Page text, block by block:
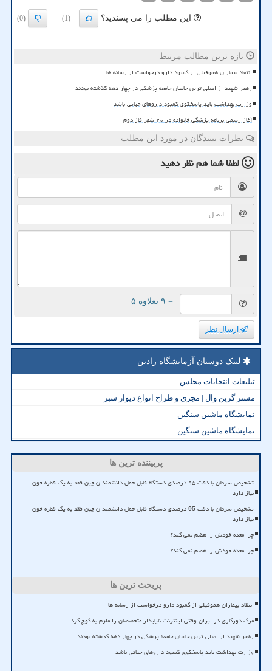
این مطلب را می پسندید؟ (1)
(0)
تازه ترین مطالب مرتبط
انتقاد بیماران هموفیلی از کمبود دارو درخواست از رسانه ها
رهبر شهید از اصلی ترین حامیان جامعه پزشکی در چهار دهه گذشته بودند
وزارت بهداشت باید پاسخگوی کمبود داروهای حیاتی باشد
آغاز رسمی برنامه پزشکی خانواده در ۲۰ شهر فاز دوم
نظرات بینندگان در مورد این مطلب
لطفا شما همنظر دهید
= ۹ بعلاوه ۵
ارسال نظر
لینک دوستان آزمایشگاه رادین
تبلیغات انتخابات مجلس
مستر گرین وال | مجری و طراح انواع دیوار سبز
نمایشگاه ماشین سنگین
نمایشگاه ماشین سنگین
پربیننده ترین ها
تشخیص سرطان با دقت ۹۵ درصدی دستگاه قابل حمل دانشمندان چین فقط به یک قطره خون
نیاز دارد
تشخیص سرطان با دقت 95 درصدی دستگاه قابل حمل دانشمندان چین فقط به یک قطره خون
نیاز دارد
چرا معده خودش را هضم نمی کند؟
چرا معده خودش را هضم نمی کند؟
پربحث ترین ها
انتقاد بیماران هموفیلی از کمبود دارو درخواست از رسانه ها
مرگ دورکاری در ایران وقتی اینترنت ناپایدار متخصصان را ملزم به کوچ کرد
رهبر شهید از اصلی ترین حامیان جامعه پزشکی در چهار دهه گذشته بودند
وزارت بهداشت باید پاسخگوی کمبود داروهای حیاتی باشد